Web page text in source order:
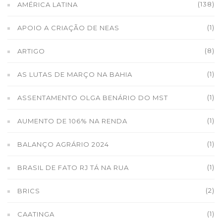
AMÉRICA LATINA (138)
APOIO A CRIAÇÃO DE NEAS (1)
ARTIGO (8)
AS LUTAS DE MARÇO NA BAHIA (1)
ASSENTAMENTO OLGA BENÁRIO DO MST (1)
AUMENTO DE 106% NA RENDA (1)
BALANÇO AGRÁRIO 2024 (1)
BRASIL DE FATO RJ TÁ NA RUA (1)
BRICS (2)
CAATINGA (1)